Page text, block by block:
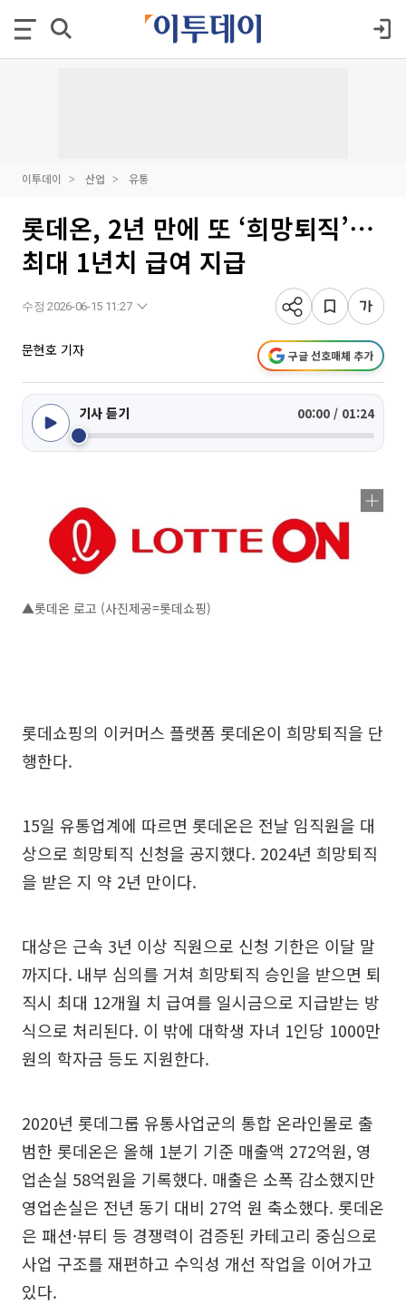
이투데이 산업 유통
롯데온, 2년 만에 또 ‘희망퇴직’⋯
최대 1년치 급여 지급
수정 2026-06-15 11:27
문현호 기자 구글 선호매체 추가
기사 듣기 00:00 / 01:24
▲롯데온 로고 (사진제공=롯데쇼핑)
롯데쇼핑의 이커머스 플랫폼 롯데온이 희망퇴직을 단
행한다.
15일 유통업계에 따르면 롯데온은 전날 임직원을 대
상으로 희망퇴직 신청을 공지했다. 2024년 희망퇴직
을 받은 지 약 2년 만이다.
대상은 근속 3년 이상 직원으로 신청 기한은 이달 말
까지다. 내부 심의를 거쳐 희망퇴직 승인을 받으면 퇴
직시 최대 12개월 치 급여를 일시금으로 지급받는 방
식으로 처리된다. 이 밖에 대학생 자녀 1인당 1000만
원의 학자금 등도 지원한다.
2020년 롯데그룹 유통사업군의 통합 온라인몰로 출
범한 롯데온은 올해 1분기 기준 매출액 272억원, 영
업손실 58억원을 기록했다. 매출은 소폭 감소했지만
영업손실은 전년 동기 대비 27억 원 축소했다. 롯데온
은 패션·뷰티 등 경쟁력이 검증된 카테고리 중심으로
사업 구조를 재편하고 수익성 개선 작업을 이어가고
있다.